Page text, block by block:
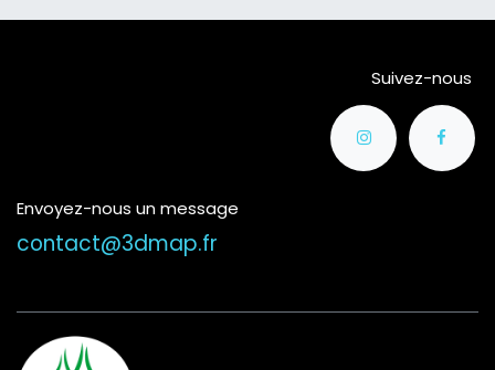
Suivez-nous
Envoyez-nous un message
contact@3dmap.fr